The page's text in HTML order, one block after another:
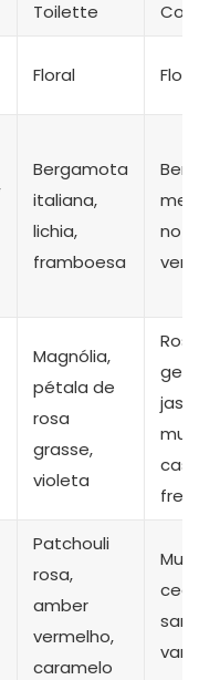
Toilette
Floral
Bergamota
italiana,
lichia,
framboesa
Magnólia,
pétala de
rosa
grasse,
violeta
Patchouli
rosa,
amber
vermelho,
caramelo